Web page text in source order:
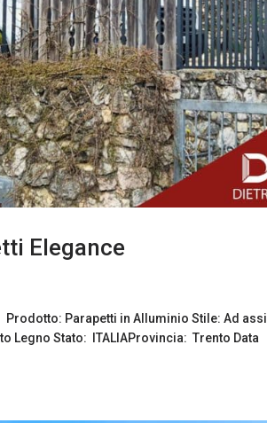
Elegance
Parapetti in Alluminio Stile: Ad assi
Stato: ITALIAProvincia: Trento Data